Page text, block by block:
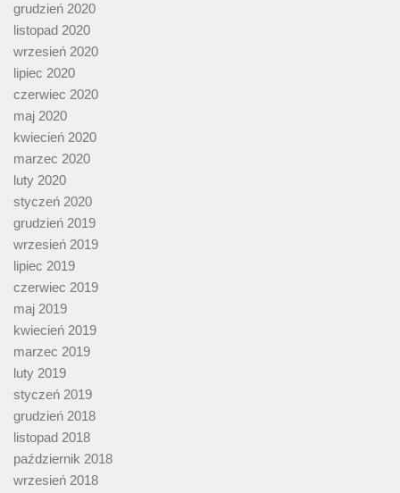
grudzień 2020
listopad 2020
wrzesień 2020
lipiec 2020
czerwiec 2020
maj 2020
kwiecień 2020
marzec 2020
luty 2020
styczeń 2020
grudzień 2019
wrzesień 2019
lipiec 2019
czerwiec 2019
maj 2019
kwiecień 2019
marzec 2019
luty 2019
styczeń 2019
grudzień 2018
listopad 2018
październik 2018
wrzesień 2018